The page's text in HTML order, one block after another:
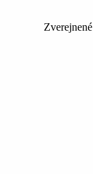
Zverejnené